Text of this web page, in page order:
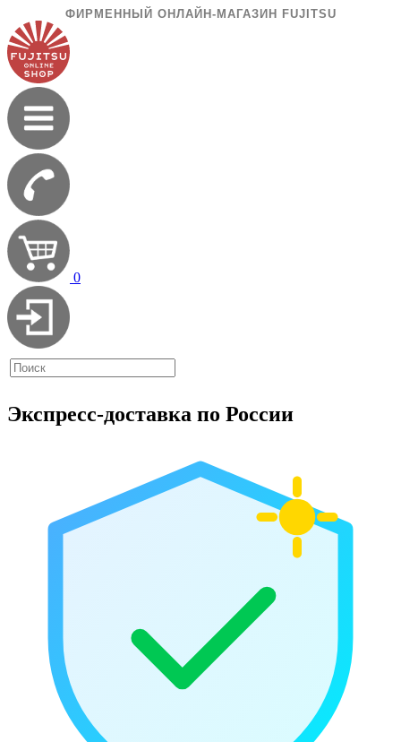
ФИРМЕННЫЙ ОНЛАЙН-МАГАЗИН FUJITSU
0
Экспресс-доставка по России